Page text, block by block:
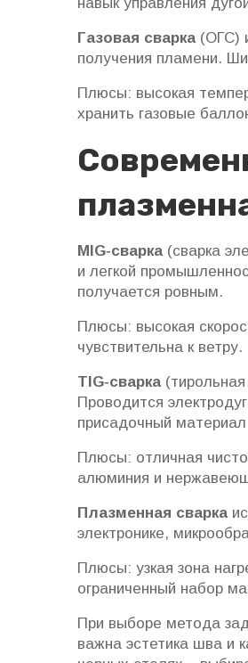
Газовая сварка(ОГС)
получения пламени.
Плюсы: высокая
хранить газовые
MIG‑сварка(сварка
и легкой
получается ровным.
Плюсы: высокая
чувствительна к ветру.
TIG‑сварка(тирольная
Проводится
присадочный
Плюсы: отличная
алюминия и
Плазменная сварка
электронике,
Плюсы: узкая зона
ограниченный набор
При выборе метода
важна эстетика шва и